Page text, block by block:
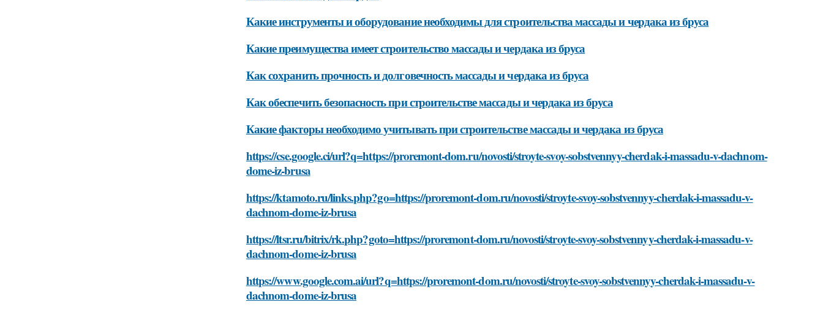
Какие инструменты и оборудование необходимы для строительства массады и чердака из бруса
Какие преимущества имеет строительство массады и чердака из бруса
Как сохранить прочность и долговечность массады и чердака из бруса
Как обеспечить безопасность при строительстве массады и чердака из бруса
Какие факторы необходимо учитывать при строительстве массады и чердака из бруса
https://cse.google.ci/url?q=https://proremont-dom.ru/novosti/stroyte-svoy-sobstvennyy-cherdak-i-massadu-v-dachnom-
dome-iz-brusa
https://ktamoto.ru/links.php?go=https://proremont-dom.ru/novosti/stroyte-svoy-sobstvennyy-cherdak-i-massadu-v-
dachnom-dome-iz-brusa
https://ltsr.ru/bitrix/rk.php?goto=https://proremont-dom.ru/novosti/stroyte-svoy-sobstvennyy-cherdak-i-massadu-v-
dachnom-dome-iz-brusa
https://www.google.com.ai/url?q=https://proremont-dom.ru/novosti/stroyte-svoy-sobstvennyy-cherdak-i-massadu-v-
dachnom-dome-iz-brusa